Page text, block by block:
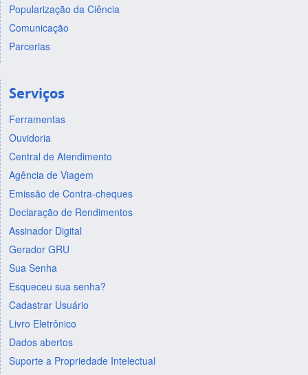
Popularização da Ciência
Comunicação
Parcerias
Serviços
Ferramentas
Ouvidoria
Central de Atendimento
Agência de Viagem
Emissão de Contra-cheques
Declaração de Rendimentos
Assinador Digital
Gerador GRU
Sua Senha
Esqueceu sua senha?
Cadastrar Usuário
Livro Eletrônico
Dados abertos
Suporte a Propriedade Intelectual